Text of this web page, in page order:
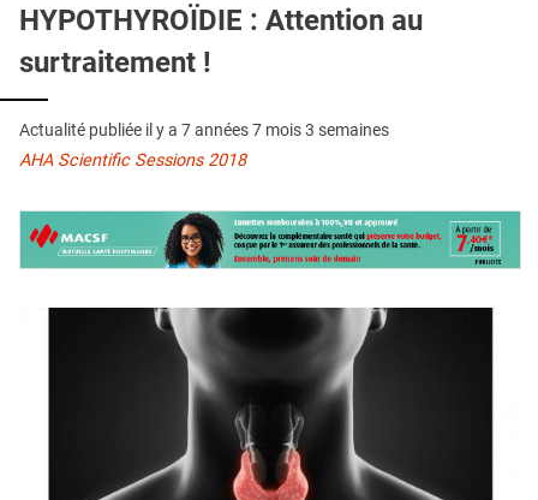
QUI SOMMES-NOUS ?
PUBLICITÉ
CONDITIONS GÉNÉRALES
CONTACT
HYPOTHYROÏDIE : Attention au
surtraitement !
Actualité publiée il y a 7 années 7 mois 3 semaines
AHA Scientific Sessions 2018